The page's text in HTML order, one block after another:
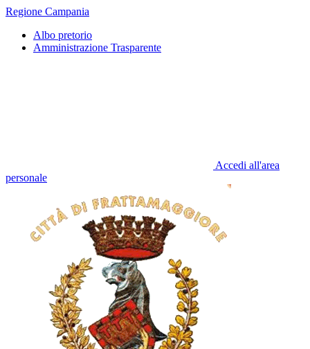
Regione Campania
Albo pretorio
Amministrazione Trasparente
Accedi all'area
personale